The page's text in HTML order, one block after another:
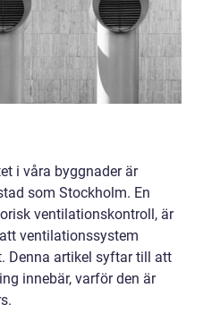
i våra byggnader är
som Stockholm. En
ventilationskontroll, är
ventilationssystem
Denna artikel syftar till att
innebär, varför den är